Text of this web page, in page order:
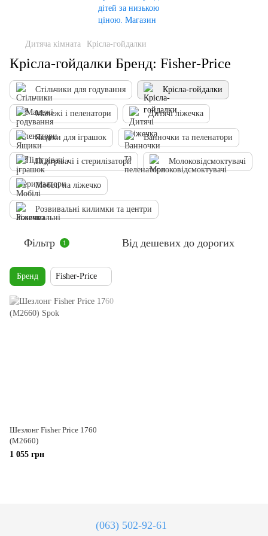
Дитяча кімната Крісла-гойдалки
Крісла-гойдалки Бренд: Fisher-Price
Стільчики для годування Крісла-гойдалки
Манежі і пеленатори Дитячі ліжечка
Ящики для іграшок Ванночки та пеленатори
Підігрівачі і стерилізатори Молоковідсмоктувачі
Мобілі на ліжечко
Розвивальні килимки та центри
Фільтр 1 Від дешевих до дорогих
Бренд Fisher-Price
Шезлонг Fisher Price 1760
(M2660)
1 055 грн
(063) 502-92-61